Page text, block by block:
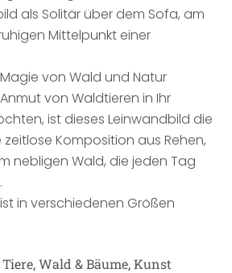
als Solitär über dem Sofa, am
Mittelpunkt einer
von Wald und Natur
von Waldtieren in Ihr
ist dieses Leinwandbild die
Komposition aus Rehen,
nebligen Wald, die jeden Tag
in verschiedenen Größen
Tiere, Wald & Bäume, Kunst